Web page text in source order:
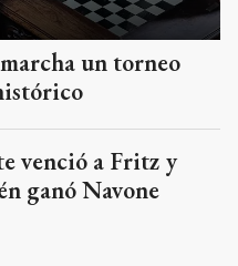
un torneo
venció a Fritz y
ganó Navone